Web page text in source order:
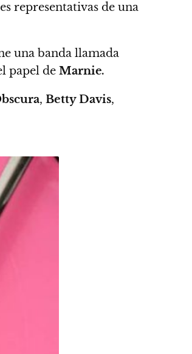
representativas de una
una banda llamada
papel de Marnie.
, Betty Davis,